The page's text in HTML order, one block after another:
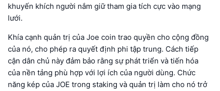
khuyến khích người nắm giữ tham gia tích cực vào mạng
lưới.
Khía cạnh quản trị của Joe coin trao quyền cho cộng đồng
của nó, cho phép ra quyết định phi tập trung. Cách tiếp
cận dân chủ này đảm bảo rằng sự phát triển và tiến hóa
của nền tảng phù hợp với lợi ích của người dùng. Chức
năng kép của JOE trong staking và quản trị làm cho nó trở